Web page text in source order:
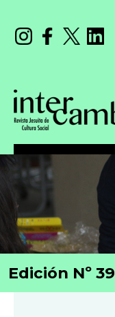
Edición Nº 39